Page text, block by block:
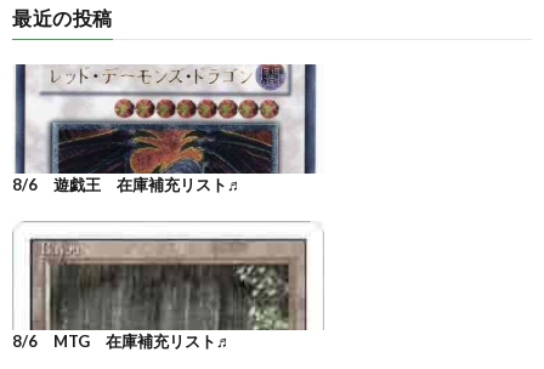
最近の投稿
8/6 遊戯王 在庫補充リスト♬
8/6 MTG 在庫補充リスト♬